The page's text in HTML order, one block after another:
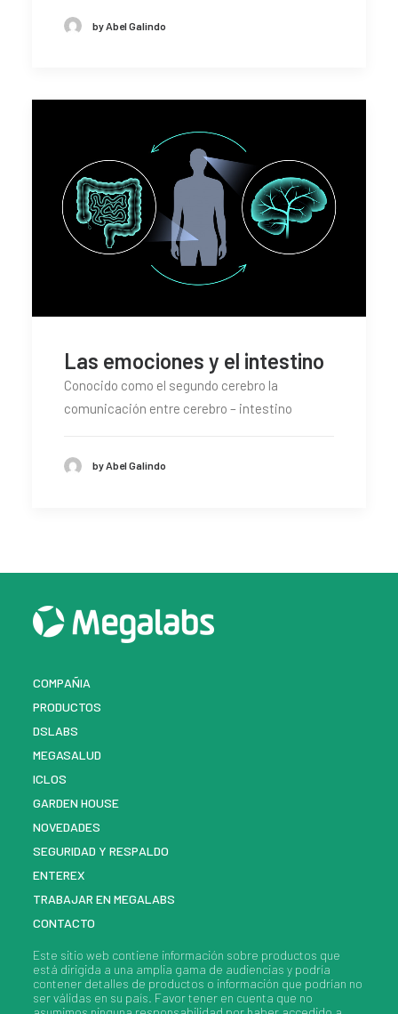
by Abel Galindo
Las emociones y el intestino
Conocido como el segundo cerebro la
comunicación entre cerebro – intestino
by Abel Galindo
COMPAÑIA
PRODUCTOS
DSLABS
MEGASALUD
ICLOS
GARDEN HOUSE
NOVEDADES
SEGURIDAD Y RESPALDO
ENTEREX
TRABAJAR EN MEGALABS
CONTACTO
Este sitio web contiene información sobre productos que
está dirigida a una amplia gama de audiencias y podría
contener detalles de productos o información que podrían no
ser válidas en su país. Favor tener en cuenta que no